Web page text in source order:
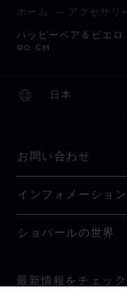
ホーム アクセサリ
ハッピーベア＆ピエ
90 CM
日本
ローカリゼー
国の変更
お問い合わせ
インフォメーション
ショパールの世界
最新情報をチェック